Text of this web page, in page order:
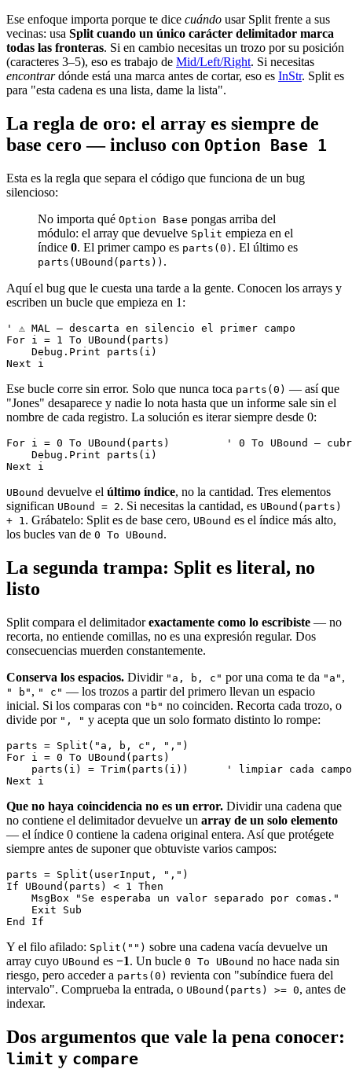
Ese enfoque importa porque te dice cuándo usar Split frente a sus
vecinas: usa Split cuando un único carácter delimitador marca
todas las fronteras. Si en cambio necesitas un trozo por su posición
(caracteres 3–5), eso es trabajo de Mid/Left/Right. Si necesitas
encontrardónde está una marca antes de cortar, eso es InStr. Split es
para "esta cadena es una lista, dame la lista".
La regla de oro: el array es siempre de
base cero — incluso con Option Base 1
Esta es la regla que separa el código que funciona de un bug
silencioso:
No importa qué Option Base pongas arriba del
módulo: el array que devuelve Split empieza en el
índice 0. El primer campo es parts(0) . El último es
parts(UBound(parts)) .
Aquí el bug que le cuesta una tarde a la gente. Conocen los arrays y
escriben un bucle que empieza en 1:
' ⚠ MAL — descarta en silencio el primer campo
For i = 1 To UBound(parts)
    Debug.Print parts(i)
Ese bucle corre sin error. Solo que nunca toca parts(0) — así que
"Jones" desaparece y nadie lo nota hasta que un informe sale sin el
nombre de cada registro. La solución es iterar siempre desde 0:
For i = 0 To UBound(parts)         ' 0 To UBound —
    Debug.Print parts(i)
UBound devuelve el último índice, no la cantidad. Tres elementos
significan UBound = 2. Si necesitas la cantidad, es UBound(parts)
+ 1 . Grábatelo: Split es de base cero, UBound es el índice más alto,
los bucles van de 0 To UBound .
La segunda trampa: Split es literal, no
listo
Split compara el delimitadorexactamente como lo escribiste — no
recorta, no entiende comillas, no es una expresión regular. Dos
consecuencias muerden constantemente.
Conserva los espacios. Dividir "a, b, c" por una coma te da "a" ,
" b" , " c" — los trozos a partir del primero llevan un espacio
inicial. Si los comparas con "b" no coinciden. Recorta cada trozo, o
divide por ", " y acepta que un solo formato distinto lo rompe:
parts = Split("a, b, c", ",")
For i = 0 To UBound(parts)
parts(i) = Trim(parts(i))      ' limpiar cada
Que no haya coincidencia no es un error. Dividir una cadena que
no contiene el delimitador devuelve un array de un solo elemento
— el índice 0 contiene la cadena original entera. Así que protégete
siempre antes de suponer que obtuviste varios campos:
parts = Split(userInput, ",")
If UBound(parts) < 1 Then
    MsgBox "Se esperaba un valor separado por comas."
    Exit Sub
Y el filo afilado: Split("") sobre una cadena vacía devuelve un
array cuyo UBound es −1. Un bucle 0 To UBound no hace nada sin
riesgo, pero acceder a parts(0) revienta con "subíndice fuera del
intervalo". Comprueba la entrada, o UBound(parts) >= 0, antes de
indexar.
Dos argumentos que vale la pena conocer:
limit y compare